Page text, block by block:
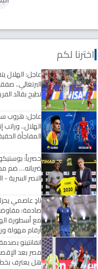
اخترنا لكم
عاجل: الهلال
البرتغالي..
تطيح بقائد
عاجل: هروب
الهلال..
المفاجأة
حصرياً:
ضرباته… ضم
النصر السرية -
نادٍ عاصمي
صادمة:
مع أسطورة
أرقام مهولة
انفانتينو
مصر بعد
هل يعترف